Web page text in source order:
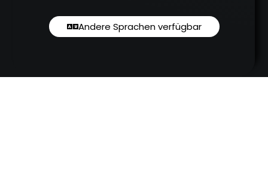
Andere Sprachen verfügbar